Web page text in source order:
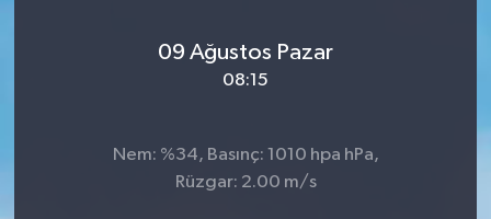
09 Ağustos Pazar
08:15
Nem: %34, Basınç: 1010 hpa hPa,
Rüzgar: 2.00 m/s